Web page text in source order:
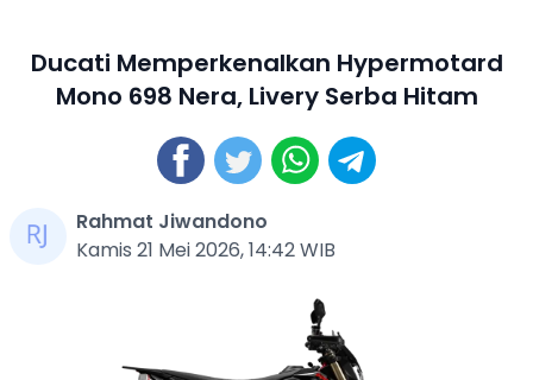
Ducati Memperkenalkan Hypermotard
Mono 698 Nera, Livery Serba Hitam
Rahmat Jiwandono
Kamis 21 Mei 2026, 14:42 WIB